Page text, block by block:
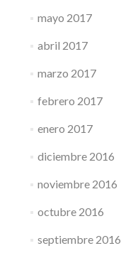
mayo 2017
abril 2017
marzo 2017
febrero 2017
enero 2017
diciembre 2016
noviembre 2016
octubre 2016
septiembre 2016